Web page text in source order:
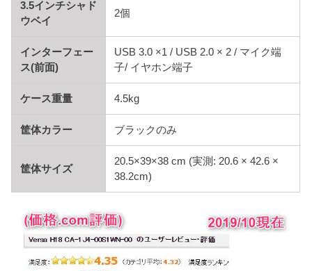
3.5インチシャド
ウベイ
2個
インターフェー
ス(前面)
USB 3.0 ×1 / USB 2.0 × 2 / マイク端
子/ イヤホン端子
ケース重量 4.5kg
筐体カラー ブラックのみ
筐体サイズ
20.5×39×38 cm (実測: 20.6 × 42.6 ×
38.2cm)